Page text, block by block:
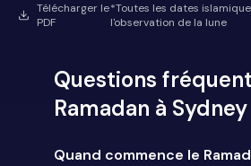
Télécharger le
PDF
*Toutes les dates
l'observation de la lune
Questions
Ramadan à Sydney
Quand commence le